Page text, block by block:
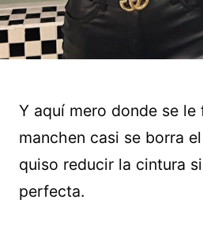
Y aquí mero donde se le
manchen casi se borra
quiso reducir la cintura
perfecta.